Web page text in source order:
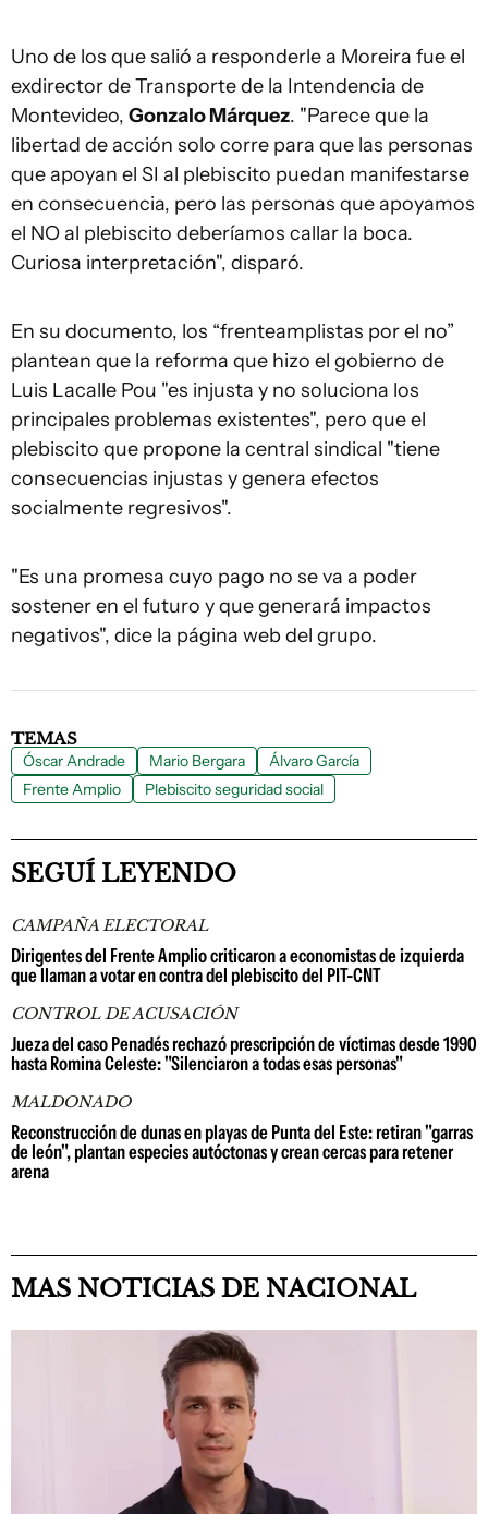
Uno de los que salió a responderle a Moreira fue el
exdirector de Transporte de la Intendencia de
Montevideo, Gonzalo Márquez. "Parece que la
libertad de acción solo corre para que las personas
que apoyan el SI al plebiscito puedan manifestarse
en consecuencia, pero las personas que apoyamos
el NO al plebiscito deberíamos callar la boca.
Curiosa interpretación", disparó.
En su documento, los “frenteamplistas por el no”
plantean que la reforma que hizo el gobierno de
Luis Lacalle Pou "es injusta y no soluciona los
principales problemas existentes", pero que el
plebiscito que propone la central sindical "tiene
consecuencias injustas y genera efectos
socialmente regresivos".
"Es una promesa cuyo pago no se va a poder
sostener en el futuro y que generará impactos
negativos", dice la página web del grupo.
TEMAS
Óscar Andrade Mario Bergara
Álvaro García
Frente Amplio
Plebiscito seguridad social
SEGUÍ LEYENDO
CAMPAÑA ELECTORAL
Dirigentes del Frente Amplio criticaron a economistas de izquierda
que llaman a votar en contra del plebiscito del PIT-CNT
CONTROL DE ACUSACIÓN
Jueza del caso Penadés rechazó prescripción de víctimas desde 1990
hasta Romina Celeste: "Silenciaron a todas esas personas"
MALDONADO
Reconstrucción de dunas en playas de Punta del Este: retiran "garras
de león", plantan especies autóctonas y crean cercas para retener
arena
MAS NOTICIAS DE NACIONAL